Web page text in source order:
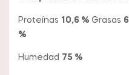
Proteínas 10,6 % Grasas
%
Humedad 75 %